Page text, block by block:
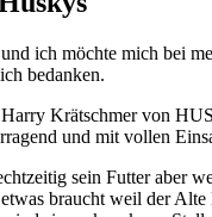
ich möchte mich bei
bedanken.
Krätschmer von
und mit vollen
sein Futter aber
braucht weil der Alte